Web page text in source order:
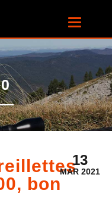
Toggle
bon
13
MAR 2021